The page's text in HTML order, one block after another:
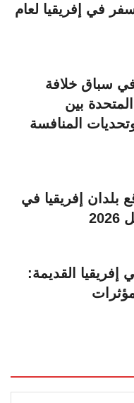
سفر في إفريقيا لعام
في سباق خلافة
المتحدة بين
المنافسة
بلدان إفريقيا في
إفريقيا القديمة: